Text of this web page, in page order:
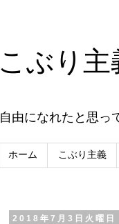
こぶり主
自由になれたと思っ
ホーム こぶり主義
2018年7月3日火曜日